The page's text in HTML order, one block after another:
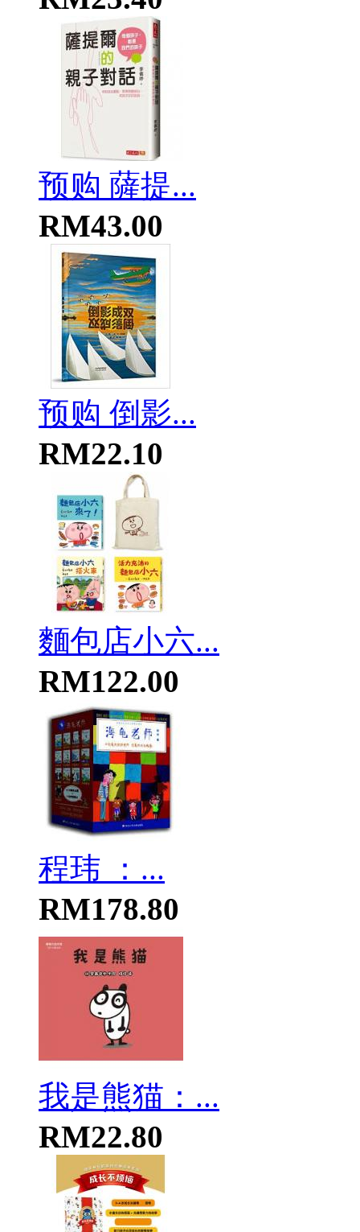
预购 薩提...
RM43.00
预购 倒影...
RM22.10
麵包店小六...
RM122.00
程玮 ：...
RM178.80
我是熊猫：...
RM22.80